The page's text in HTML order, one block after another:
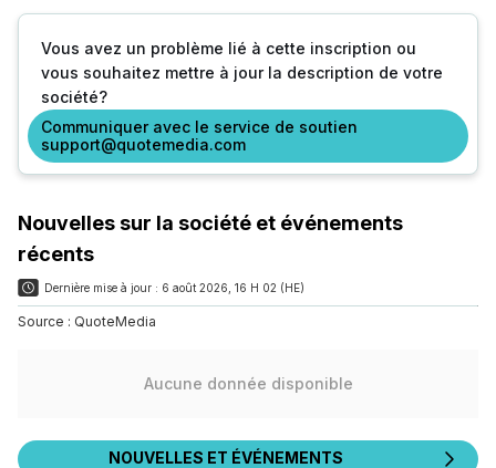
Vous avez un problème lié à cette inscription ou
vous souhaitez mettre à jour la description de votre
société?
Communiquer avec le service de soutien
support@quotemedia.com
Nouvelles sur la société et événements
récents
Dernière mise à jour : 6 août 2026, 16 H 02 (HE)
Source : QuoteMedia
Aucune donnée disponible
NOUVELLES ET ÉVÉNEMENTS